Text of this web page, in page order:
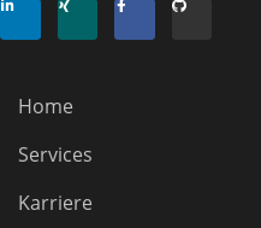
Home
Services
Karriere